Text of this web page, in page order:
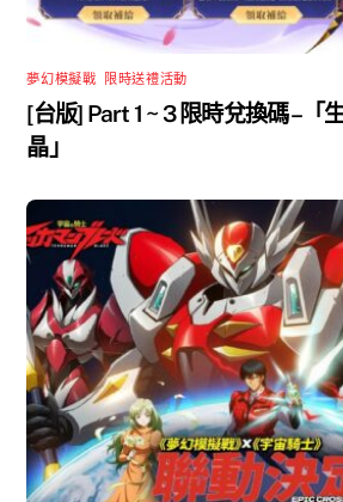
夢幻模擬戰 限時送禮活動
[台版] Part 1 ~ 3 限時兌換碼 –「
晶」